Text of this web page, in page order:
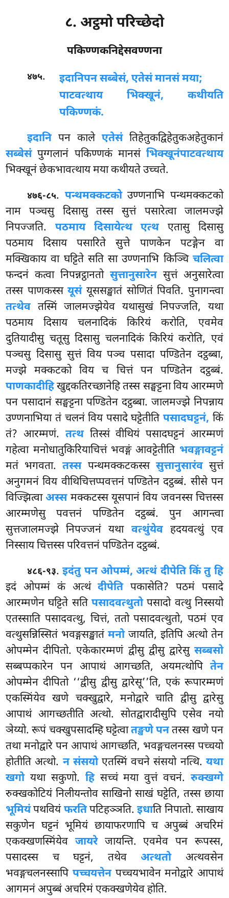
८. अट्ठमो परिच्छेदो
पकिण्णकनिद्देसवण्णना
४७५. इदानिपन सब्बेसं, एतेसं मानसं मया;
पाटवत्थाय भिक्खूनं, कथीयति
पकिण्णकं.
इदानिपन काले एतेसंतिहेतुकद्विहेतुकअहेतुकानं
सब्बेसंपुग्गलानं पकिण्णकं मानसं भिक्खूनंपाटवत्थाय
भिक्खूनं छेकभावत्थाय मया कथीयते उच्चते.
४७६-८५. पन्थमक्कटकोउण्णनाभि पन्थमक्कटको
नाम पञ्चसु दिसासु तस्स सुत्तं पसारेत्वा जालमज्झे
निपज्जति. पठमाय दिसायेत्थ एत्थएतासु दिसासु
पठमाय दिसाय पसारिते सुत्ते पाणकेन पटङ्गेन वा
मक्खिकाय वा घट्टिते सति सा उण्णनाभि किञ्चि चलित्वा
फन्दनं कत्वा निपन्नट्ठानतो सुत्तानुसारेनसुत्तं अनुसारेत्वा
तस्स पाणकस्सयूसंयूससङ्खातं सोणितं पिवति. पुनागन्त्वा
तत्थेव तस्मिं जालमज्झेयेव यथासुखं निपज्जति, यथा
पठमाय दिसाय चलनादिकं किरियं करोति, एवमेव
दुतियादीसु चतूसु दिसासु चलनादिकं किरियं करोति, एवं
पञ्चसु दिसासु सुत्तं विय पञ्च पसादा पण्डितेन दट्ठब्बा,
मज्झे मक्कटको विय च चित्तं पन पण्डितेन दट्ठब्बं.
पाणकादीहिखुद्दकतिरच्छानेहि तस्स सङ्घट्टना विय आरम्मणे
पन पसादानं सङ्घट्टना पण्डितेन दट्ठब्बा. जालमज्झे निपन्नाय
उण्णनाभिया तं चलनं विय पसादे घट्टेतीतिपसादघट्टनं, किं
तं? आरम्मणं. तत्थतिस्सं वीथियं पसादघट्टनं आरम्मणं
गहेत्वा मनोधातुकिरियाचित्तं भवङ्गं आवट्टेतीति भवङ्गावट्टनं
मतं भगवता.तस्सपन्थमक्कटकस्स सुत्तानुसारंवसुत्तं
अनुगमनं विय वीथिचित्तप्पवत्तनं पण्डितेन दट्ठब्बं. सीसे पन
विज्झित्वाअस्समक्कटस्स यूसपानं विय जवनस्स चित्तस्स
आरम्मणेसु पवत्तनं पण्डितेन दट्ठब्बं. पुन आगन्त्वा
सुत्तजालमज्झे निपज्जनं यथा वत्थुंयेवहदयवत्थुं एव
निस्साय चित्तस्स परिवत्तनं पण्डितेन दट्ठब्बं.
४८६-९३.इदंतु पन ओपम्मं, अत्थं दीपेति किं तु हि
इदं ओपम्मं कं अत्थंदीपेतिपकासेति? पठमं पसादे
आरम्मणेनघट्टिते सति पसादवत्थुतोपसादो वत्थु निस्सयो
एतस्साति पसादवत्थु, चित्तं, ततो पसादवत्थुतो, पठमं एव
वत्थुसन्निस्सितं भवङ्गसङ्खातंमनोजायति, इतिपि अत्थो तेन
ओपम्मेन दीपितो. एकेकारम्मणं द्वीसु द्वीसु द्वारेसु सब्बसो
सब्बप्पकारेन पन आपाथं आगच्छति, अयमत्थोपि तेन
ओपम्मेन दीपितो ‘‘द्वीसु द्वीसु द्वारेसू’’ति, एकं रूपारम्मणं
एकस्मिंयेव खणे चक्खुद्वारे, मनोद्वारे चाति द्वीसु द्वारेसु
आपाथं आगच्छतीति अत्थो. सोतद्वारादीसुपि एसेव नयो
ञेय्यो. रूपं चक्खुपसादम्हि घट्टेत्वातङ्खणे पनतस्स खणे पन
तथा मनोद्वारे पन आपाथं आगच्छति, भवङ्गचलनस्स पच्चयो
होतीति अत्थो. न संसयोएतस्मिं वचने संसयो नत्थि. यथा
खगोयथा सकुणो. हिसच्चं मया वुत्तं वचनं. रुक्खग्गे
रुक्खकोटियं निलीयन्तोव साखिनो साखं घट्टेति, तस्स छाया
भूमियंपथवियंफरतिपटिहञ्ञति.इधाति निपातो. साखाय
सकुणेन घट्टनं भूमियं छायाफरणापि च अपुब्बं अचरिमं
एकक्खणस्मिंयेव जायरेजायन्ति. एवमेव पन रूपस्स,
पसादस्स च घट्टनं, तथेवअत्थतोअत्थवसेन
भवङ्गचलनस्सापि पच्चयत्तेनपच्चयभावेन मनोद्वारे आपाथं
आगमनं अपुब्बं अचरिमं एकक्खणेयेव होति.